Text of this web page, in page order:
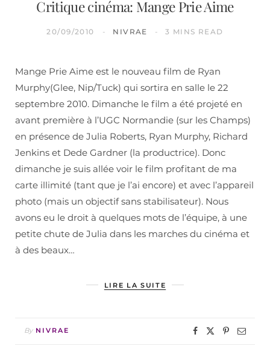
Critique cinéma: Mange Prie Aime
20/09/2010 NIVRAE 3 MINS READ
Mange Prie Aime est le nouveau film de Ryan
Murphy(Glee, Nip/Tuck) qui sortira en salle le 22
septembre 2010. Dimanche le film a été projeté en
avant première à l’UGC Normandie (sur les Champs)
en présence de Julia Roberts, Ryan Murphy, Richard
Jenkins et Dede Gardner (la productrice). Donc
dimanche je suis allée voir le film profitant de ma
carte illimité (tant que je l’ai encore) et avec l’appareil
photo (mais un objectif sans stabilisateur). Nous
avons eu le droit à quelques mots de l’équipe, à une
petite chute de Julia dans les marches du cinéma et
à des beaux…
LIRE LA SUITE
By NIVRAE